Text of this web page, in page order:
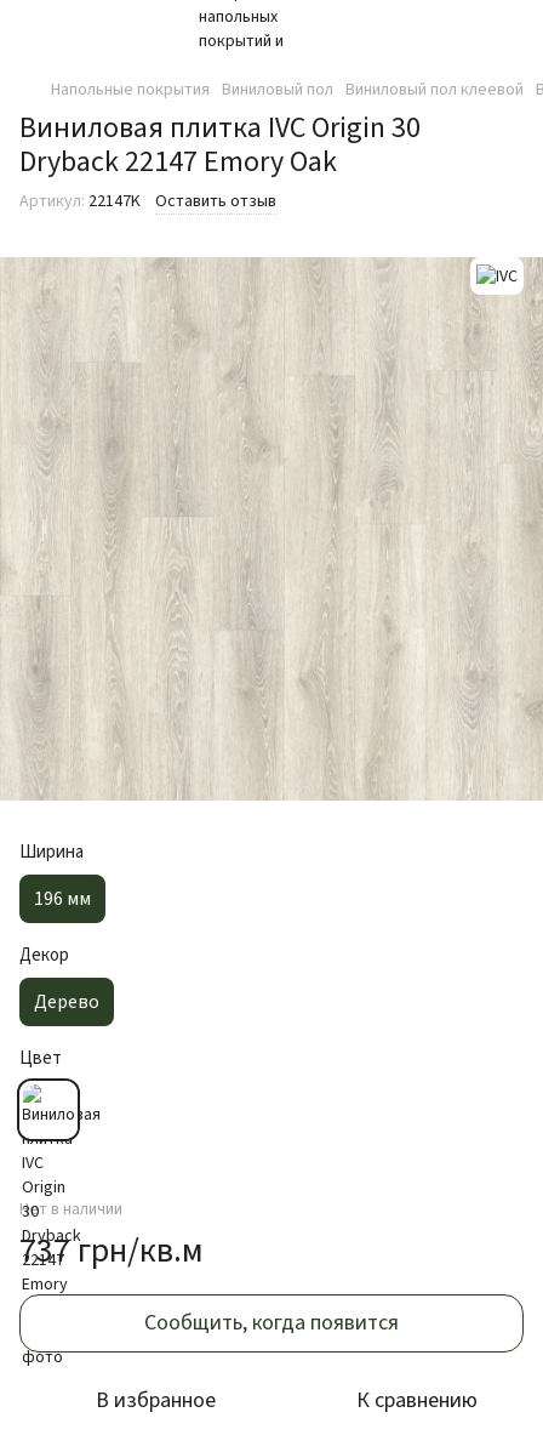
Напольные покрытия Виниловый пол Виниловый пол клеевой
Виниловая плитка IVC Origin 30
Dryback 22147 Emory Oak
Артикул: 22147K Оставить отзыв
Ширина
196 мм
Декор
Дерево
Цвет
Нет в наличии
737 грн/кв.м
Сообщить, когда появится
В избранное К сравнению